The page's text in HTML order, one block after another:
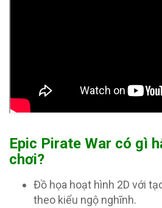
Epic Pirate War có gì
chơi?
Đồ họa hoạt hình 2D với
theo kiểu ngộ nghĩnh.